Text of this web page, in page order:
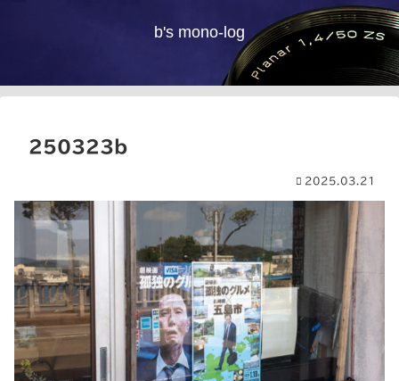
b's mono-log
250323b
2025.03.21